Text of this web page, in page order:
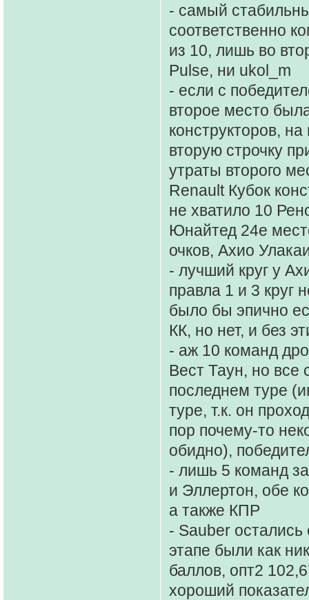
- самый
соответственно
из 10, лишь во
Pulse, ни ukol_m
- если с
второе место
конструкторов,
вторую строчку
утраты второго
Renault Кубок
не хватило 10
Юнайтед 24е
очков, Ахио
- лучший круг у
правла 1 и 3 круг
было бы эпично
КК, но нет, и без
- аж 10 команд
Вест Таун, но все
последнем туре
туре, т.к. он
пор почему-то
обидно),
- лишь 5 команд
и Эллертон, обе
а также КПР
- Sauber
этапе были как
баллов, опт2
хороший